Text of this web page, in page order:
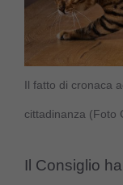
Il fatto di cronaca
cittadinanza (Foto
Il Consiglio